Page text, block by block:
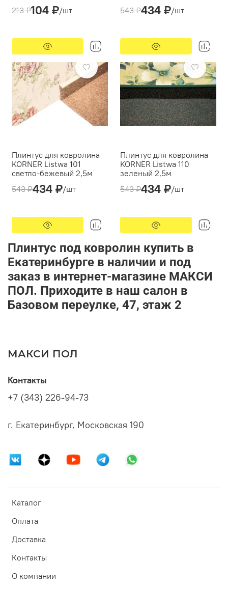
Korner Listwa
213 ₽104 ₽/шт
Производитель:
Korner Listwa
Тип монтажа:
дюбель-гвоздь/саморез
543 ₽434 ₽/шт
Предзаказ
Плинтус для ковролина
KORNER Listwa 101
светло-бежевый 2,5м
Производитель:
Korner Listwa
Тип монтажа:
дюбель-гвоздь/саморез
543 ₽434 ₽/шт
Предзаказ
Плинтус для ковролина
KORNER Listwa 110
зеленый 2,5м
Производитель:
Korner Listwa
Тип монтажа:
дюбель-гвоздь/саморез
543 ₽434 ₽/шт
Плинтус под ковролин купить в
Екатеринбурге в наличии и под
заказ в интернет-магазине МАКСИ
ПОЛ. Приходите в наш салон в
Базовом переулке, 47, этаж 2
МАКСИ ПОЛ
Каталог
Оплата
Доставка
Контакты
О компании
Контакты
+7 (343) 226-94-73
г. Екатеринбург, Московская 190